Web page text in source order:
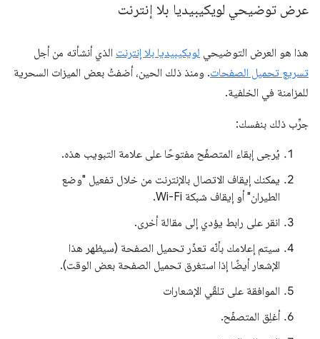
عرض توضيحي لويكيبيديا بلا إنترنت
هذا هو العرض التوضيحي لويكيبيديا بلا إنترنت الذي أنشأته من أجل
تسريع تحميل الصفحات. ومنذ ذلك الحين، أضفتُ بعض الميزات السحرية
للمزامنة في الخلفية.
جرِّب ذلك بنفسك:
يُرجى إبقاء المتصفّح مفتوحًا على علامة التبويب هذه.
يمكنك إيقاف الاتصال بالإنترنت من خلال تفعيل "وضع
الطيران" أو إيقاف شبكة Wi-Fi.
انقر على رابط يؤدي إلى مقالة أخرى.
سيتم إعلامك بأنّه تعذّر تحميل الصفحة (سيظهر هذا
الإشعار أيضًا إذا استغرق تحميل الصفحة بعض الوقت).
الموافقة على تلقّي الإشعارات
أغلِق المتصفّح.